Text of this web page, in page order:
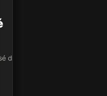
dos Campos/SP